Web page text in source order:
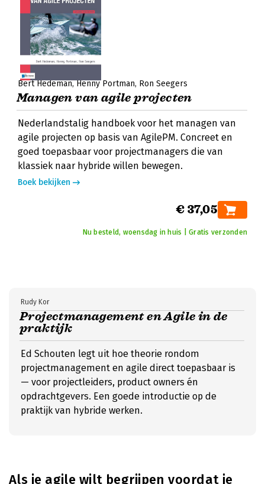
Bert Hedeman Henny Portman Ron Seegers
Managen van agile projecten
Nederlandstalig handboek voor het managen van
agile projecten op basis van AgilePM. Concreet en
goed toepasbaar voor projectmanagers die van
klassiek naar hybride willen bewegen.
Boek bekijken
€ 37,05
Nu besteld, woensdag in huis | Gratis verzonden
Projectmanagement en Agile in de
praktijk
Rudy Kor
Ed Schouten legt uit hoe theorie rondom
projectmanagement en agile direct toepasbaar is
— voor projectleiders, product owners én
opdrachtgevers. Een goede introductie op de
praktijk van hybride werken.
Als je agile wilt begrijpen voordat je